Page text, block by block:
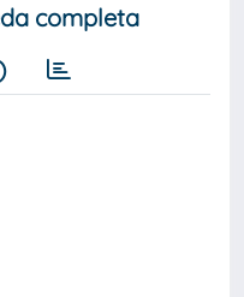
completa